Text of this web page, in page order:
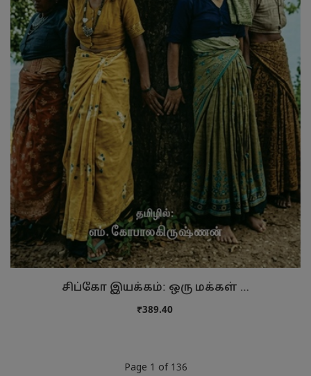
சிப்கோ இயக்கம்: ஒரு மக்கள் …
₹389.40
Page 1 of 136